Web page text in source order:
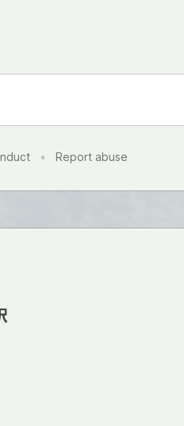
• Report abuse